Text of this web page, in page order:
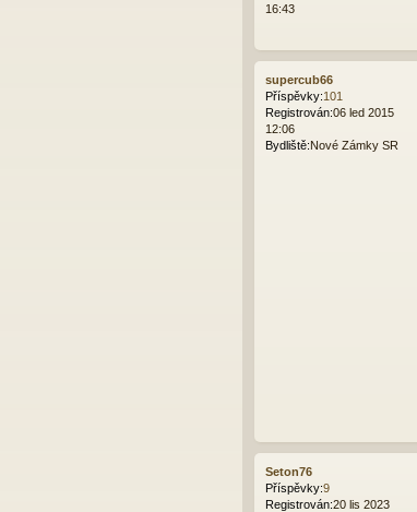
16:43
supercub66
Příspěvky:101
Registrován:06 led 2015
12:06
Bydliště:Nové Zámky SR
Seton76
Příspěvky:9
Registrován:20 lis 2023